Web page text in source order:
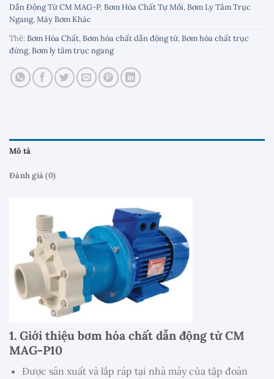
Dẫn Động Từ CM MAG-P,Bơm Hóa Chất Tự Mồi,Bơm Ly Tâm Trục
Ngang,Máy Bơm Khác
Thẻ:Bơm Hóa Chất,Bơm hóa chất dẫn động từ,Bơm hóa chất trục
đứng,Bơm ly tâm trục ngang
Mô tả
Đánh giá (0)
1. Giới thiệu bơm hóa chất dẫn động từ CM
MAG-P10
Được sản xuất và lắp ráp tại nhà máy của tập đoàn